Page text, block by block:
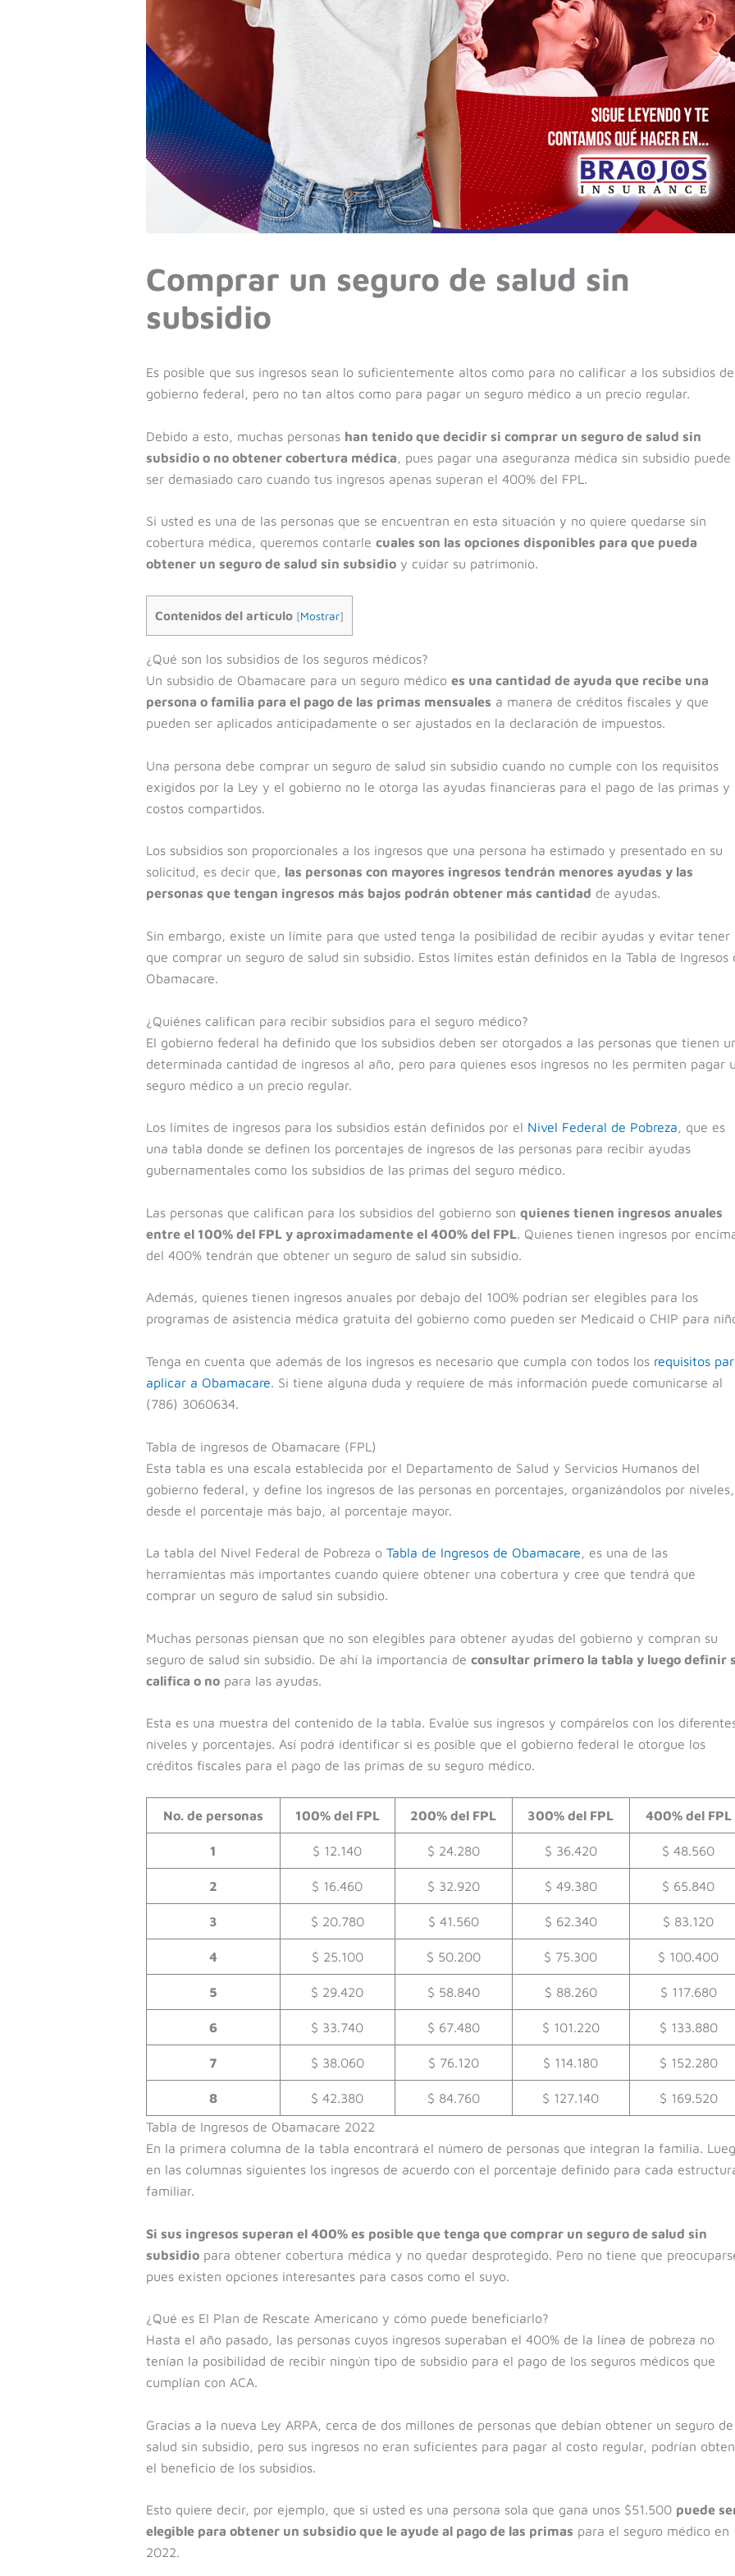
Comprar un seguro de salud sin
subsidio
Es posible que sus ingresos sean lo suficientemente altos como para no calificar a los subsidios
gobierno federal, pero no tan altos como para pagar un seguro médico a un precio regular.
Debido a esto, muchas personas han tenido que decidir si comprar un seguro de salud sin
subsidio o no obtener cobertura médica, pues pagar una aseguranza médica sin subsidio puede
ser demasiado caro cuando tus ingresos apenas superan el 400% del FPL.
Si usted es una de las personas que se encuentran en esta situación y no quiere quedarse sin
cobertura médica, queremos contarle cuales son las opciones disponibles para que pueda
obtener un seguro de salud sin subsidioy cuidar su patrimonio.
Contenidos del artículo [Mostrar]
¿Qué son los subsidios de los seguros médicos?
Un subsidio de Obamacare para un seguro médico es una cantidad de ayuda que recibe una
persona o familia para el pago de las primas mensuales a manera de créditos fiscales y que
pueden ser aplicados anticipadamente o ser ajustados en la declaración de impuestos.
Una persona debe comprar un seguro de salud sin subsidio cuando no cumple con los requisitos
exigidos por la Ley y el gobierno no le otorga las ayudas financieras para el pago de las primas y
costos compartidos.
Los subsidios son proporcionales a los ingresos que una persona ha estimado y presentado en su
solicitud, es decir que, las personas con mayores ingresos tendrán menores ayudas y las
personas que tengan ingresos más bajos podrán obtener más cantidad de ayudas.
Sin embargo, existe un límite para que usted tenga la posibilidad de recibir ayudas y evitar tener
que comprar un seguro de salud sin subsidio. Estos límites están definidos en la Tabla de Ingresos
Obamacare.
¿Quiénes califican para recibir subsidios para el seguro médico?
El gobierno federal ha definido que los subsidios deben ser otorgados a las personas que tienen
determinada cantidad de ingresos al año, pero para quienes esos ingresos no les permiten pagar
seguro médico a un precio regular.
Los límites de ingresos para los subsidios están definidos por el Nivel Federal de Pobreza, que es
una tabla donde se definen los porcentajes de ingresos de las personas para recibir ayudas
gubernamentales como los subsidios de las primas del seguro médico.
Las personas que califican para los subsidios del gobierno son quienes tienen ingresos anuales
entre el 100% del FPL y aproximadamente el 400% del FPL. Quienes tienen ingresos por
del 400% tendrán que obtener un seguro de salud sin subsidio.
Además, quienes tienen ingresos anuales por debajo del 100% podrían ser elegibles para los
programas de asistencia médica gratuita del gobierno como pueden ser Medicaid o CHIP para
Tenga en cuenta que además de los ingresos es necesario que cumpla con todos los requisitos
aplicar a Obamacare. Si tiene alguna duda y requiere de más información puede comunicarse al
(786) 3060634.
Tabla de ingresos de Obamacare (FPL)
Esta tabla es una escala establecida por el Departamento de Salud y Servicios Humanos del
gobierno federal, y define los ingresos de las personas en porcentajes, organizándolos por niveles,
desde el porcentaje más bajo, al porcentaje mayor.
La tabla del Nivel Federal de Pobreza o Tabla de Ingresos de Obamacare, es una de las
herramientas más importantes cuando quiere obtener una cobertura y cree que tendrá que
comprar un seguro de salud sin subsidio.
Muchas personas piensan que no son elegibles para obtener ayudas del gobierno y compran su
seguro de salud sin subsidio. De ahí la importancia de consultar primero la tabla y luego definir
califica o nopara las ayudas.
Esta es una muestra del contenido de la tabla. Evalúe sus ingresos y compárelos con los
niveles y porcentajes. Así podrá identificar si es posible que el gobierno federal le otorgue los
créditos fiscales para el pago de las primas de su seguro médico.
No. de personas 100% del FPL 200% del FPL 300% del FPL 400% del FPL
1 $ 12.140 $ 24.280 $ 36.420 $ 48.560
2 $ 16.460 $ 32.920 $ 49.380 $ 65.840
3 $ 20.780 $ 41.560 $ 62.340 $ 83.120
4 $ 25.100 $ 50.200 $ 75.300 $ 100.400
5 $ 29.420 $ 58.840 $ 88.260 $ 117.680
6 $ 33.740 $ 67.480 $ 101.220 $ 133.880
7 $ 38.060 $ 76.120 $ 114.180 $ 152.280
8 $ 42.380 $ 84.760 $ 127.140
$ 169.520
Tabla de Ingresos de Obamacare 2022
En la primera columna de la tabla encontrará el número de personas que integran la familia.
en las columnas siguientes los ingresos de acuerdo con el porcentaje definido para cada
familiar.
Si sus ingresos superan el 400% es posible que tenga que comprar un seguro de salud sin
subsidiopara obtener cobertura médica y no quedar desprotegido. Pero no tiene que
pues existen opciones interesantes para casos como el suyo.
¿Qué es El Plan de Rescate Americano y cómo puede beneficiarlo?
Hasta el año pasado, las personas cuyos ingresos superaban el 400% de la línea de pobreza no
tenían la posibilidad de recibir ningún tipo de subsidio para el pago de los seguros médicos que
cumplían con ACA.
Gracias a la nueva Ley ARPA, cerca de dos millones de personas que debían obtener un seguro de
salud sin subsidio, pero sus ingresos no eran suficientes para pagar al costo regular, podrían
el beneficio de los subsidios.
Esto quiere decir, por ejemplo, que si usted es una persona sola que gana unos $51.500 puede
elegible para obtener un subsidio que le ayude al pago de las primas para el seguro médico en
2022.